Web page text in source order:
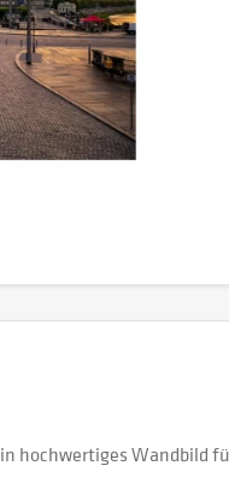
hochwertiges Wandbild